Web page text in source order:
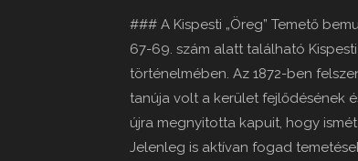
### A Kispesti „Öreg” Temető
67-69. szám alatt található
történelmében. Az 1872-ben
tanúja volt a kerület fejlődésének
újra megnyitotta kapuit, hogy
Jelenleg is aktívan fogad